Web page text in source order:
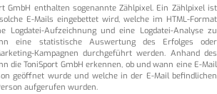
GmbH enthalten sogenannte Zählpixel. Ein Zählpixel ist
E-Mails eingebettet wird, welche im HTML-Format
Logdatei-Aufzeichnung und eine Logdatei-Analyse zu
eine statistische Auswertung des Erfolges oder
Kampagnen durchgeführt werden. Anhand des
die ToniSport GmbH erkennen, ob und wann eine E-Mail
geöffnet wurde und welche in der E-Mail befindlichen
aufgerufen wurden.